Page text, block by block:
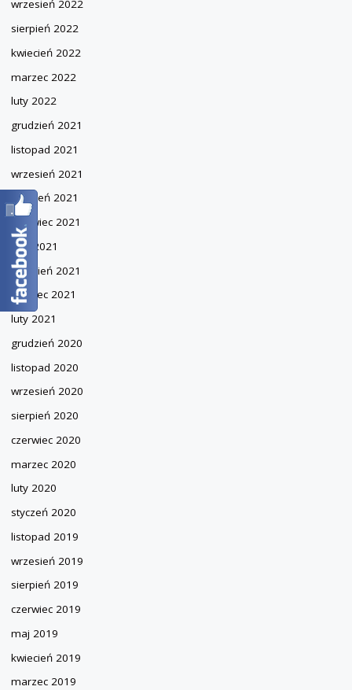
wrzesień 2022
sierpień 2022
kwiecień 2022
marzec 2022
luty 2022
grudzień 2021
listopad 2021
wrzesień 2021
sierpień 2021
czerwiec 2021
maj 2021
kwiecień 2021
marzec 2021
luty 2021
grudzień 2020
listopad 2020
wrzesień 2020
sierpień 2020
czerwiec 2020
marzec 2020
luty 2020
styczeń 2020
listopad 2019
wrzesień 2019
sierpień 2019
czerwiec 2019
maj 2019
kwiecień 2019
marzec 2019